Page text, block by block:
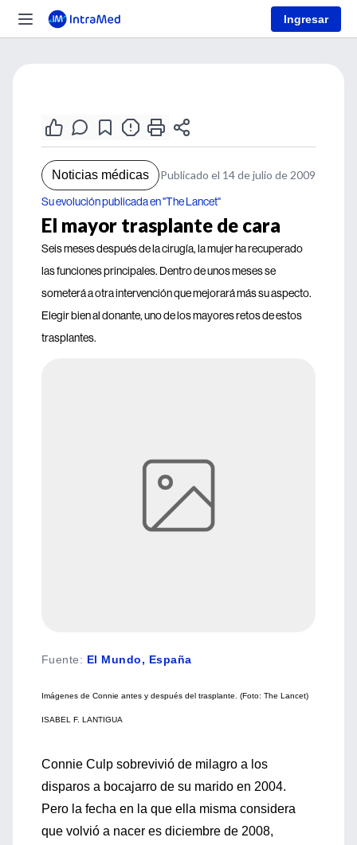
Ingresar
Noticias médicas Publicado el 14 de julio de 2009
Su evolución publicada en "The Lancet"
El mayor trasplante de cara
Seis meses después de la cirugía, la mujer ha recuperado
las funciones principales. Dentro de unos meses se
someterá a otra intervención que mejorará más su aspecto.
Elegir bien al donante, uno de los mayores retos de estos
trasplantes.
Fuente: El Mundo, España
Imágenes de Connie antes y después del trasplante. (Foto: The Lancet)
ISABEL F. LANTIGUA
Connie Culp sobrevivió de milagro a los
disparos a bocajarro de su marido en 2004.
Pero la fecha en la que ella misma considera
que volvió a nacer es diciembre de 2008,